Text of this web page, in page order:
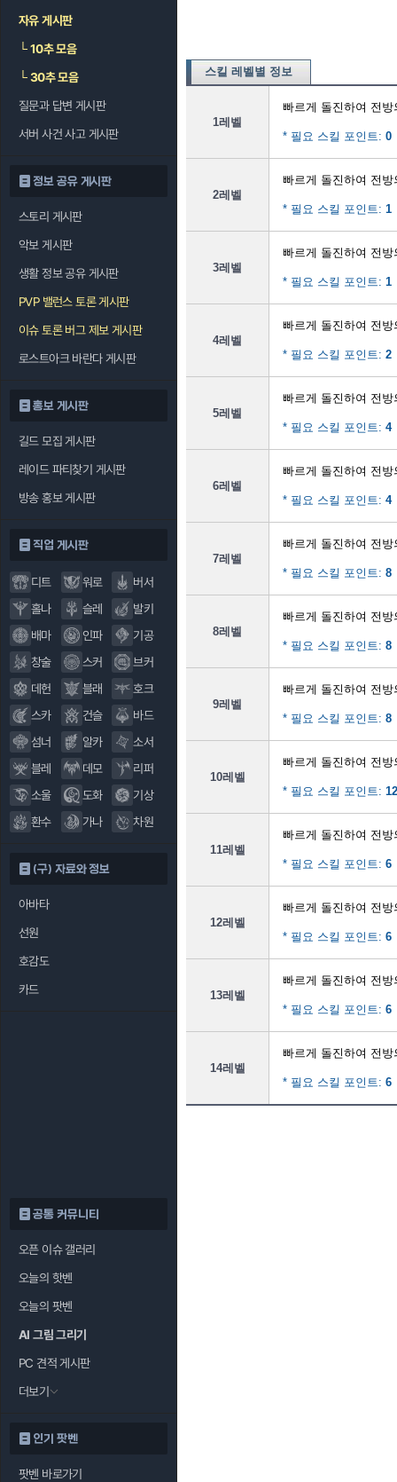
자유 게시판
└10추 모음
└30추 모음
질문과 답변 게시판
서버 사건 사고 게시판
정보 공유 게시판
스토리 게시판
악보 게시판
생활 정보 공유 게시판
PVP 밸런스 토론 게시판
이슈 토론 버그 제보 게시판
로스트아크 바란다 게시판
홍보 게시판
길드 모집 게시판
레이드 파티찾기 게시판
방송 홍보 게시판
직업 게시판
디트 워로
버서
홀나
슬레
발키
배마
인파
기공
창술
스커
브커
데헌
블래
호크
스카
건슬
바드
섬너
알카
소서
블레
데모
리퍼
소울
도화
기상
환수
가나 차원
(구) 자료와 정보
아바타
선원
호감도
카드
공통 커뮤니티
오픈 이슈 갤러리
오늘의 핫벤
오늘의 팟벤
AI 그림 그리기
PC 견적 게시판
더보기
인기 팟벤
팟벤 바로가기
스킬 레벨별 정보
1레벨
빠르게 돌진하여 전
* 필요 스킬 포인트: 0
2레벨
빠르게 돌진하여 전
* 필요 스킬 포인트: 1
3레벨
빠르게 돌진하여 전
* 필요 스킬 포인트: 1
4레벨
빠르게 돌진하여 전
* 필요 스킬 포인트: 2
5레벨
빠르게 돌진하여 전
* 필요 스킬 포인트: 4
6레벨
빠르게 돌진하여 전
* 필요 스킬 포인트: 4
7레벨
빠르게 돌진하여 전
* 필요 스킬 포인트: 8
8레벨
빠르게 돌진하여 전
* 필요 스킬 포인트: 8
9레벨
빠르게 돌진하여 전
* 필요 스킬 포인트: 8
10레벨
빠르게 돌진하여 전
* 필요 스킬 포인트: 12
11레벨
빠르게 돌진하여 전
* 필요 스킬 포인트: 6
12레벨
빠르게 돌진하여 전
* 필요 스킬 포인트: 6
13레벨
빠르게 돌진하여 전
* 필요 스킬 포인트: 6
14레벨
빠르게 돌진하여 전
* 필요 스킬 포인트: 6